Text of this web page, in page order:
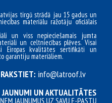
tirgū strādā jau 15 gadus un
materiālu ražotāju oficiālais
un viss nepieciešamais jumta
un celtniecības plēves. Visai
Eiropas kvalitātes sertifikāti un
garantiju materiāliem.
RAKSTIET: info@latroof.lv
JAUNUMI UN AKTUALITĀTES
JAUNUMUS UZ SAVU E-PASTU